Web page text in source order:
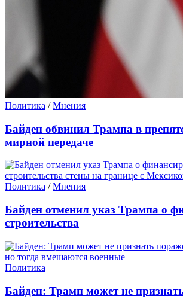
Политика /Мнения
Байден обвинил Трампа в
мирной передаче
Политика /Мнения
Байден отменил указ Трампа о
строительства
Политика
Байден: Трамп может не